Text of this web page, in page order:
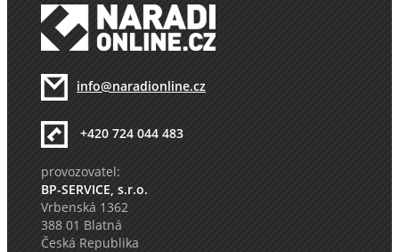
info@naradionline.cz
+420 724 044 483
provozovatel:
BP-SERVICE, s.r.o.
Vrbenská 1362
388 01 Blatná
Česká Republika